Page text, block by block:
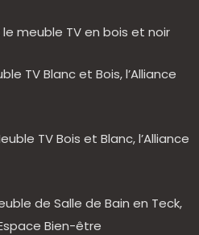
meuble TV en bois et noir
TV Blanc et Bois, l’Alliance
TV Bois et Blanc, l’Alliance
de Salle de Bain en Teck,
Bien-être